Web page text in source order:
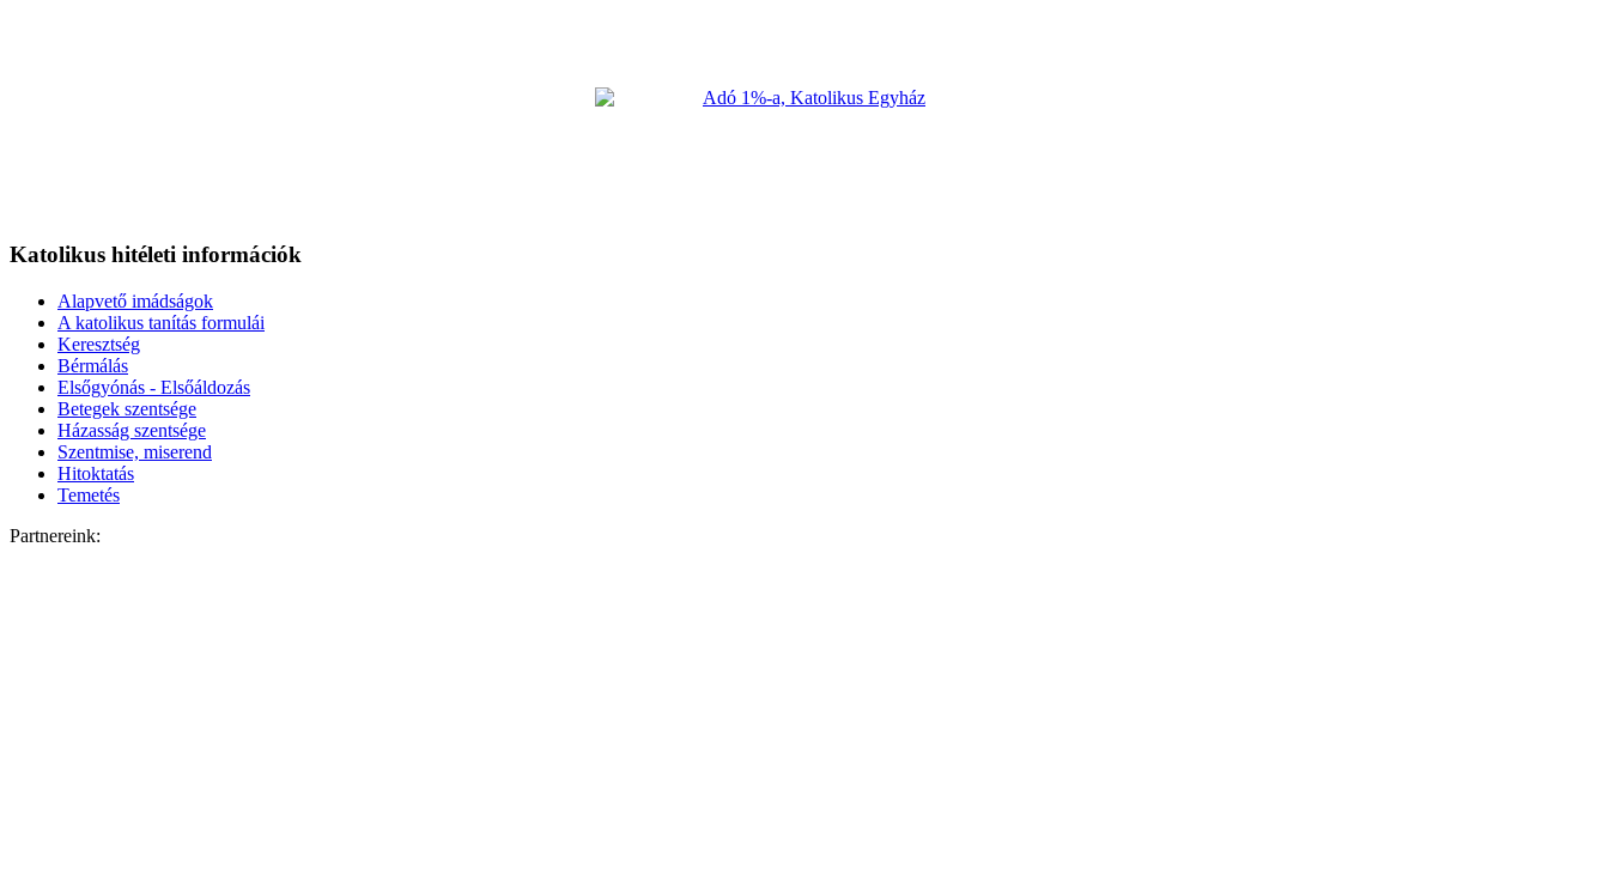
Katolikus hitéleti információk
Alapvető imádságok
A katolikus tanítás formulái
Keresztség
Bérmálás
Elsőgyónás - Elsőáldozás
Betegek szentsége
Házasság szentsége
Szentmise, miserend
Hitoktatás
Temetés
Partnereink: